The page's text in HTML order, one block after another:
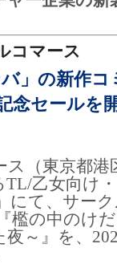
コマース
」の新作
念セールを
（東京都港
TL/乙女向け
にて、サー
檻の中のけ
～』を、